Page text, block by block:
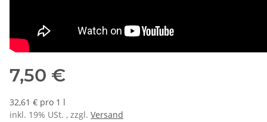
7,50 €
32,61 € pro 1 l
inkl. 19% USt. , zzgl. Versand